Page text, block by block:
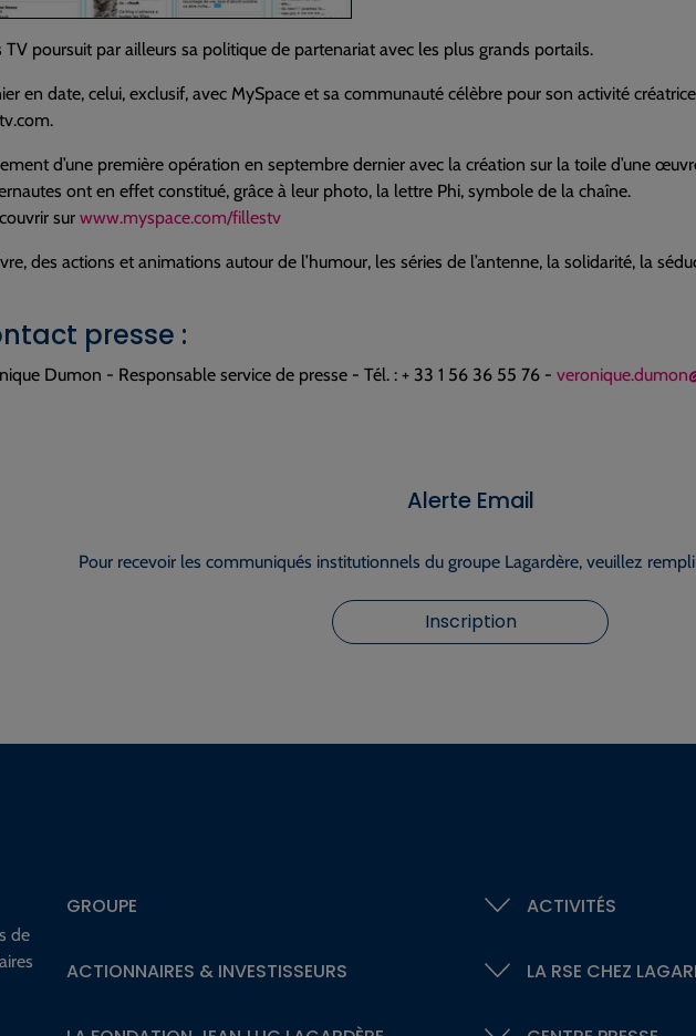
TV poursuit par ailleurs sa politique de partenariat avec les plus grands portails.
en date, celui, exclusif, avec MySpace et sa communauté célèbre pour son activité
d’une première opération en septembre dernier avec la création sur la toile d’une
ont en effet constitué, grâce à leur photo, la lettre Phi, symbole de la chaîne.
sur www.myspace.com/fillestv
des actions et animations autour de l’humour, les séries de l’antenne, la solidarité, la
presse :
Dumon - Responsable service de presse - Tél. : + 33 1 56 36 55 76 -
Alerte Email
Pour recevoir les communiqués institutionnels du groupe Lagardère, veuillez
Inscription
de
GROUPE ACTIVITÉS
ACTIONNAIRES &INVESTISSEURS LA RSE CHEZ